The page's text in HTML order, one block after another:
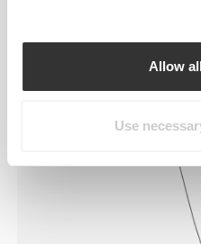
Allow
Use